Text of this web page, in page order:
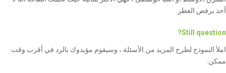
أحد يرفض العطر.
Still question?
املأ النموذج لطرح المزيد من الأسئلة ، وسيقوم مؤيدوك بالرد في أقرب وقت
ممكن.